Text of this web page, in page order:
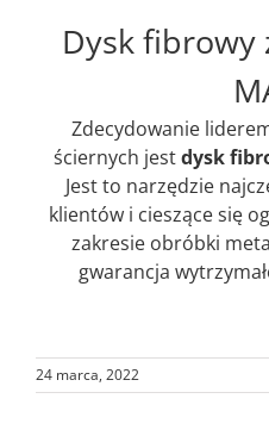
Dysk fibrowy
Zdecydowanie
ściernych jestdysk
Jest to narzędzie
klientów i cieszące się
zakresie obróbki
gwarancja
24 marca, 2022